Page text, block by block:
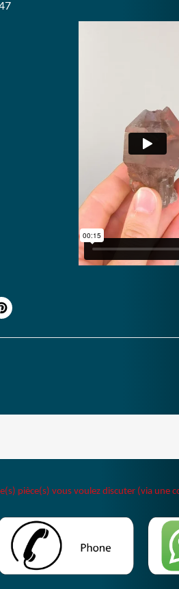
pièce(s) vous voulez discuter (via une